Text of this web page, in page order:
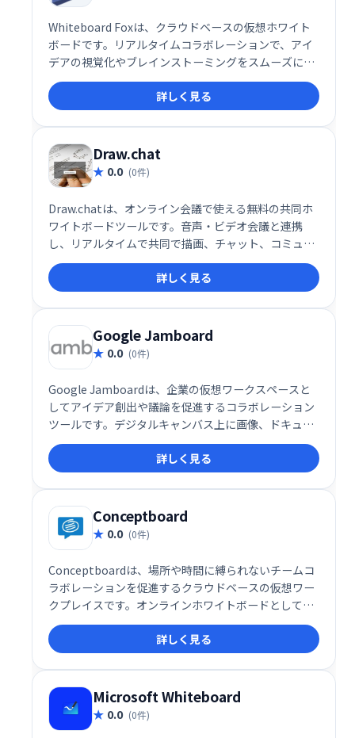
Whiteboard Foxは、クラウドベースの仮想ホワイト
ボードです。リアルタイムコラボレーションで、アイ
デアの視覚化やブレインストーミングをスムーズに行
えます。チームメンバーは、独自のURLでホワイトボ
ードを共有し、デバイス間での変更も追跡可能。効率
的なチームワークとアイデア創出を支援します。手軽
に利用でき、直感的な操作で、スムーズなコミュニケ
ーションを実現します。
詳しく見る
Draw.chat
0.0 (0件)
Draw.chatは、オンライン会議で使える無料の共同ホ
ワイトボードツールです。音声・ビデオ会議と連携
し、リアルタイムで共同で描画、チャット、コミュニ
ケーションできます。シンプルで高速な操作性で、ウ
ェブ上のペイントツールのように手軽に利用可能で
す。
詳しく見る
Google Jamboard
0.0 (0件)
Google Jamboardは、企業の仮想ワークスペースと
してアイデア創出や議論を促進するコラボレーション
ツールです。デジタルキャンバス上に画像、ドキュメ
ント、スプレッドシートなどを自由に配置し、リアル
タイムで共同作業が可能です。Webやローカルドライ
ブからのファイルインポートにも対応し、スムーズな
情報共有を実現します。チームでのブレインストーミ
ングやプロジェクト管理に最適です。
詳しく見る
Conceptboard
0.0 (0件)
Conceptboardは、場所や時間に縛られないチームコ
ラボレーションを促進するクラウドベースの仮想ワー
クプレイスです。オンラインホワイトボードとして、
製品開発、プロジェクト計画、ブレインストーミン
グ、仮想会議など、様々な用途に活用できます。リア
ルタイムでのフィードバック共有も可能にし、チーム
の生産性向上と円滑なコミュニケーションを支援しま
す。
詳しく見る
Microsoft Whiteboard
0.0 (0件)